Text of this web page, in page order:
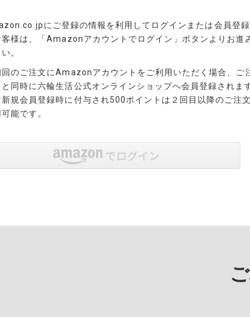
にご登録の情報を利用してログインまたは会員登
客様は、「Amazonアカウントでログイン」ボタンよりお進
。
のご注文にAmazonアカウントをご利用いただく場合、ご
と同時に六輪生活公式オンラインショップへ会員登録されま
新規会員登録時に付与され500ポイントは２回目以降のご注
能です。